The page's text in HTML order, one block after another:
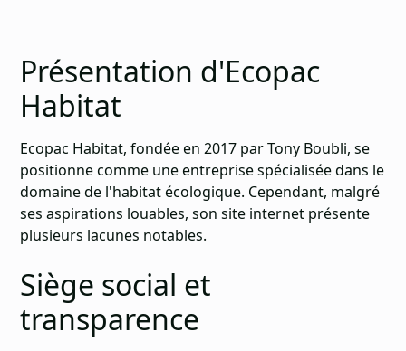
Présentation d'Ecopac
Habitat
Ecopac Habitat, fondée en 2017 par Tony Boubli, se
positionne comme une entreprise spécialisée dans le
domaine de l'habitat écologique. Cependant, malgré
ses aspirations louables, son site internet présente
plusieurs lacunes notables.
Siège social et
transparence